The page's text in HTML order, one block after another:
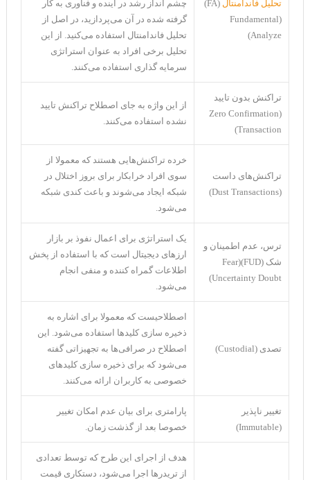
تحلیل فاندامنتال
(FA)
(Fundamental
Analyze)
چشم انداز رشد در آینده و فناوری به کار
گرفته شده در آن می‌پردازید، در اصل از
تحلیل فاندامنتال استفاده می‌کنید. از این
تحلیل برخی افراد به عنوان استراتژی
سرمایه گذاری استفاده می‌کنند.
تراکنش بدون تایید
(Zero Confirmation
Transaction)
از این واژه به جای اصطلاح تراکنش تایید
نشده استفاده می‌کنند.
تراکنش‌های داست
(Dust Transactions)
خرده تراکنش‌هایی هستند که معمولا از
سوی افراد خرابکار برای بروز اختلال در
شبکه ایجاد می‌شوند و باعث کندی شبکه
می‌شود.
ترس، عدم اطمینان و
شک (FUD)(Fear
Uncertainty Doubt)
یک استراتژی برای اعمال نفوذ بر بازار
ارز‌های دیجیتال است که با استفاده از پخش
اطلاعات گمراه کننده و منفی انجام
می‌شود.
تصدی (Custodial)
اصطلاحیست که معمولا برای اشاره به
ذخیره سازی کلید‌ها استفاده می‌شود. این
اصطلاح در صرافی‌ها به تجهیزاتی گفته
می‌شود که برای ذخیره سازی کلید‌های
خصوصی به کاربران ارائه می‌کنند.
تغییر ناپذیر
(Immutable)
پارامتری برای بیان عدم امکان تغییر
خصوصا بعد از گذشت زمان.
هدف از اجرای این طرح که توسط تعدادی
از تریدرها اجرا می‌شود، دستکاری قیمت